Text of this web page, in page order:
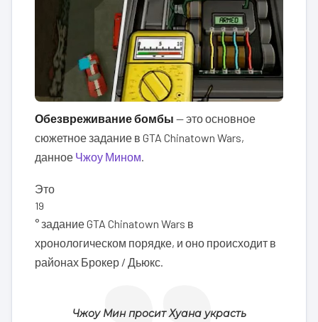
Обезвреживание бомбы — это основное
сюжетное задание в GTA Chinatown Wars,
данное Чжоу Мином.
Это
19
° задание GTA Chinatown Wars в
хронологическом порядке, и оно происходит в
районах Брокер / Дьюкс.
Чжоу Мин просит Хуана украсть